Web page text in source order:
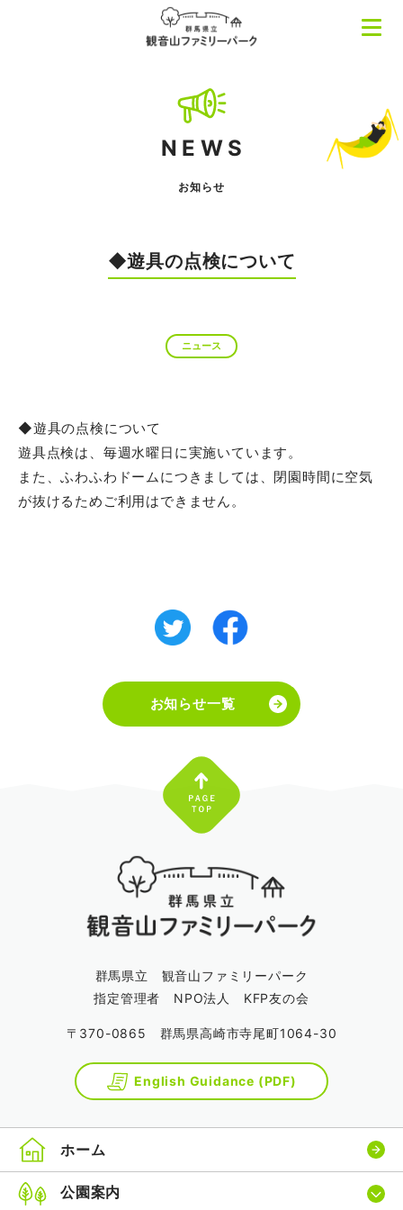
NEWS
お知らせ
◆遊具の点検について
ニュース
◆遊具の点検について
遊具点検は、毎週水曜日に実施いています。
また、ふわふわドームにつきましては、閉園時間に空気
が抜けるためご利用はできません。
お知らせ一覧
群馬県立 観音山ファミリーパーク
指定管理者 NPO法人 KFP友の会
〒370-0865 群馬県高崎市寺尾町1064-30
English Guidance (PDF)
ホーム
公園案内